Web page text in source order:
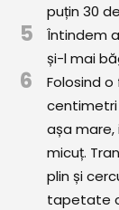
puțin 30
5
Întindem
și-l mai
6
Folosind
centimetri
așa
micuț.
plin și
tapetate